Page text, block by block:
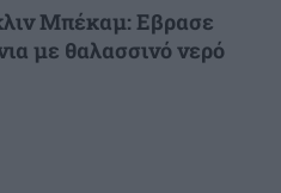
Μπέκαμ: Εβρασε
με θαλασσινό νερό